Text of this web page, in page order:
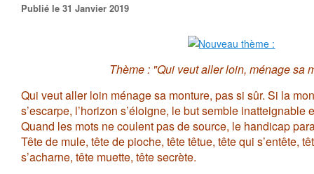
Publié le 31 Janvier 2019
Thème : "Qui veut aller loin, ménage sa
Qui veut aller loin ménage sa monture, pas si sûr. Si la
s’escarpe, l’horizon s’éloigne, le but semble
Quand les mots ne coulent pas de source, le handicap
Tête de mule, tête de pioche, tête têtue, tête qui s’entête,
s’acharne, tête muette, tête secrète.